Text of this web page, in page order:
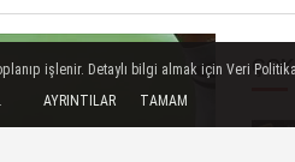
işlenir. Detaylı bilgi almak için Veri
AYRINTILAR TAMAM